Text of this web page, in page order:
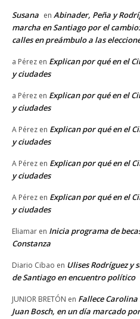
Susana en Abinader, Peña y
marcha en Santiago por el
calles en preámbulo a las
a Pérez en Explican por qué en el
y ciudades
a Pérez en Explican por qué en el
y ciudades
A Pérez en Explican por qué en el
y ciudades
A Pérez en Explican por qué en el
y ciudades
A Pérez en Explican por qué en el
y ciudades
Eliamar en Inicia programa de
Constanza
Diario Cibao en Ulises Rodríguez y
de Santiago en encuentro político
JUNIOR BRETÓN en Fallece
Juan Bosch, en un día marcado